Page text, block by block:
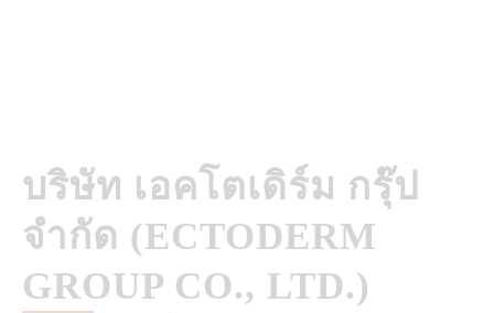
บริษัท เอคโตเดิร์ม กรุ๊ป
จำกัด (ECTODERM
GROUP CO., LTD.)